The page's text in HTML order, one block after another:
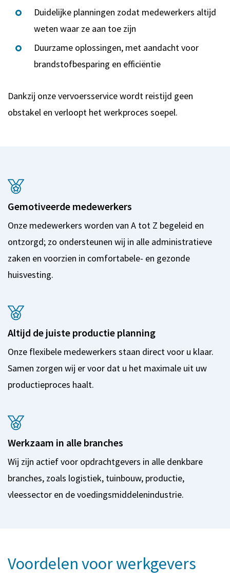
Duidelijke planningen zodat medewerkers altijd
weten waar ze aan toe zijn
Duurzame oplossingen, met aandacht voor
brandstofbesparing en efficiëntie
Dankzij onze vervoersservice wordt reistijd geen
obstakel en verloopt het werkproces soepel.
Gemotiveerde medewerkers
Onze medewerkers worden van A tot Z begeleid en
ontzorgd; zo ondersteunen wij in alle administratieve
zaken en voorzien in comfortabele- en gezonde
huisvesting.
Altijd de juiste productie planning
Onze flexibele medewerkers staan direct voor u klaar.
Samen zorgen wij er voor dat u het maximale uit uw
productieproces haalt.
Werkzaam in alle branches
Wij zijn actief voor opdrachtgevers in alle denkbare
branches, zoals logistiek, tuinbouw, productie,
vleessector en de voedingsmiddelenindustrie.
Voordelen voor werkgevers